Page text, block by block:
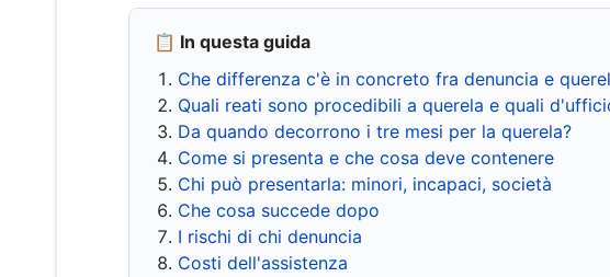
📋 In questa guida
Che differenza c'è in concreto fra denuncia e
Quali reati sono procedibili a querela e quali
Da quando decorrono i tre mesi per la querela?
Come si presenta e che cosa deve contenere
Chi può presentarla: minori, incapaci, società
Che cosa succede dopo
I rischi di chi denuncia
Costi dell'assistenza